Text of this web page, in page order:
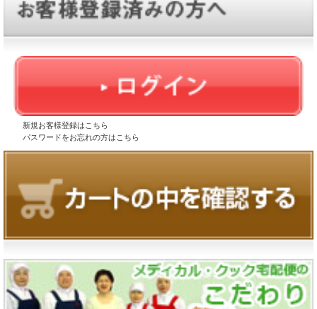
腎臓の働きとは？
腎臓の主要な機能
体内の老廃物の排泄
腎臓と言うのは、体内の老廃物を血液から濾し出し
て、それを尿と一緒に排出しています。腎臓で処理
された窒素化合物、体内老廃物、不要な薬物や毒物
など、これらも全て尿中に溶けて排出されていきま
不要な物を排出する働きを持っているのです。
体液の恒常性の維持
す。そして、体の内部環境を常に一定に保つ為に、
腎臓からの排泄量を調整しているのです。
泌されるインスリンと言われるホルモンは、体に必要
な血糖を細胞に取り込んで血糖値を一定に調節する働
きをします。
しかし、糖尿病になると、インスリンを作る細胞が破
壊されてしまう為、インスリンの分泌ができなくなる
１型糖尿病、膵臓のインスリン分泌や働きが悪化する
２型糖尿病を発症します。こうしてインスリンの働き
が悪くなったり減少したりすると、食事から摂取した
ブドウ糖は血中に滞り高血糖を引き起こします。高血
ったり合併症を併発したりし、身体に悪影響を及ぼし
ていきます。
糖尿病で食事療法が重要な理由とは？
人間の体は食べる物からできている
人間の体と言うのは、食事から摂取される栄養が全身
新規お客様登録はこちら
パスワードをお忘れの方はこちら